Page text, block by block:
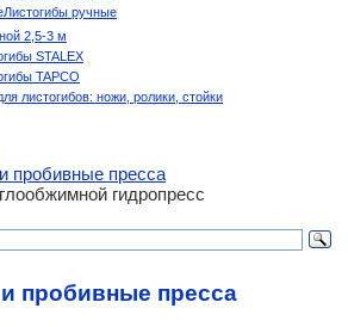
Листогибы ручные
2,5-3 м
STALEX
TAPCO
листогибов: ножи, ролики, стойки
пробивные пресса
гидропресс
пробивные пресса